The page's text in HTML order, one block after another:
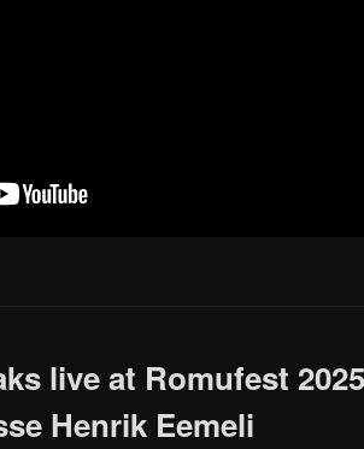
live at Romufest 2025
Henrik Eemeli